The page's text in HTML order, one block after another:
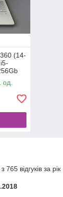
(14-
од.
відгуків за рік